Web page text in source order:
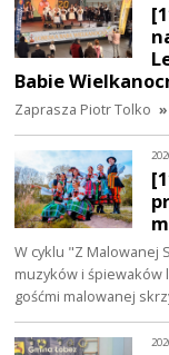
Babie
Zaprasza Piotr Tolko
W cyklu "Z Malowanej
muzyków i śpiewaków
gośćmi malowanej